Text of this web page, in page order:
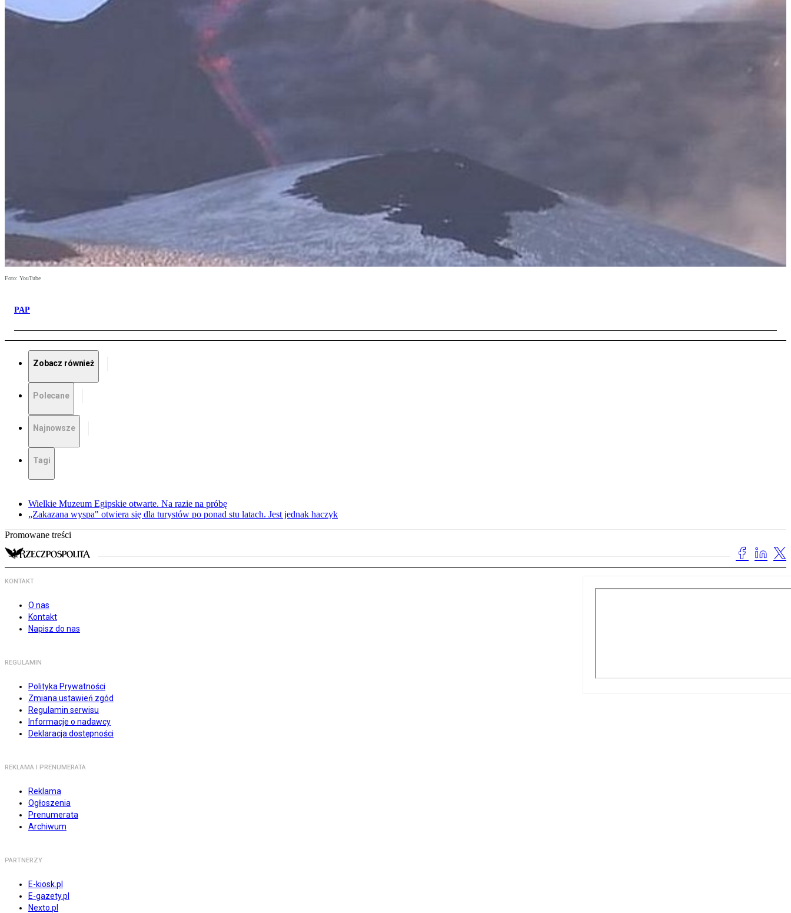
Foto: YouTube
PAP
Zobacz również
Polecane
Najnowsze
Tagi
Wielkie Muzeum Egipskie otwarte. Na razie na próbę
„Zakazana wyspa" otwiera się dla turystów po ponad stu latach. Jest jednak haczyk
Promowane treści
KONTAKT
O nas
Kontakt
Napisz do nas
REGULAMIN
Polityka Prywatności
Zmiana ustawień zgód
Regulamin serwisu
Informacje o nadawcy
Deklaracja dostępności
REKLAMA I PRENUMERATA
Reklama
Ogłoszenia
Prenumerata
Archiwum
PARTNERZY
E-kiosk.pl
E-gazety.pl
Nexto.pl